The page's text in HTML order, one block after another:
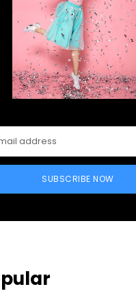
SUBSCRIBE NOW